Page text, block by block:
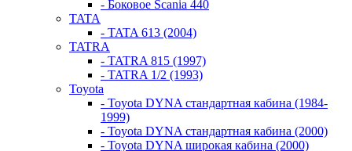
- Боковое Scania 440
TATA
- TATA 613 (2004)
TATRA
- TATRA 815 (1997)
- TATRA 1/2 (1993)
Toyota
- Toyota DYNA стандартная кабина (1984-
1999)
- Toyota DYNA стандартная кабина (2000)
- Toyota DYNA широкая кабина (2000)